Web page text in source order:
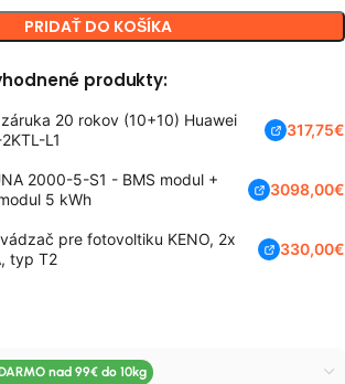
PRIDAŤ DO KOŠÍKA
produkty:
20 rokov (10+10) Huawei
L1
317,75€
2000-5-S1 - BMS modul +
5 kWh
3098,00€
pre fotovoltiku KENO, 2x
typ T2
330,00€